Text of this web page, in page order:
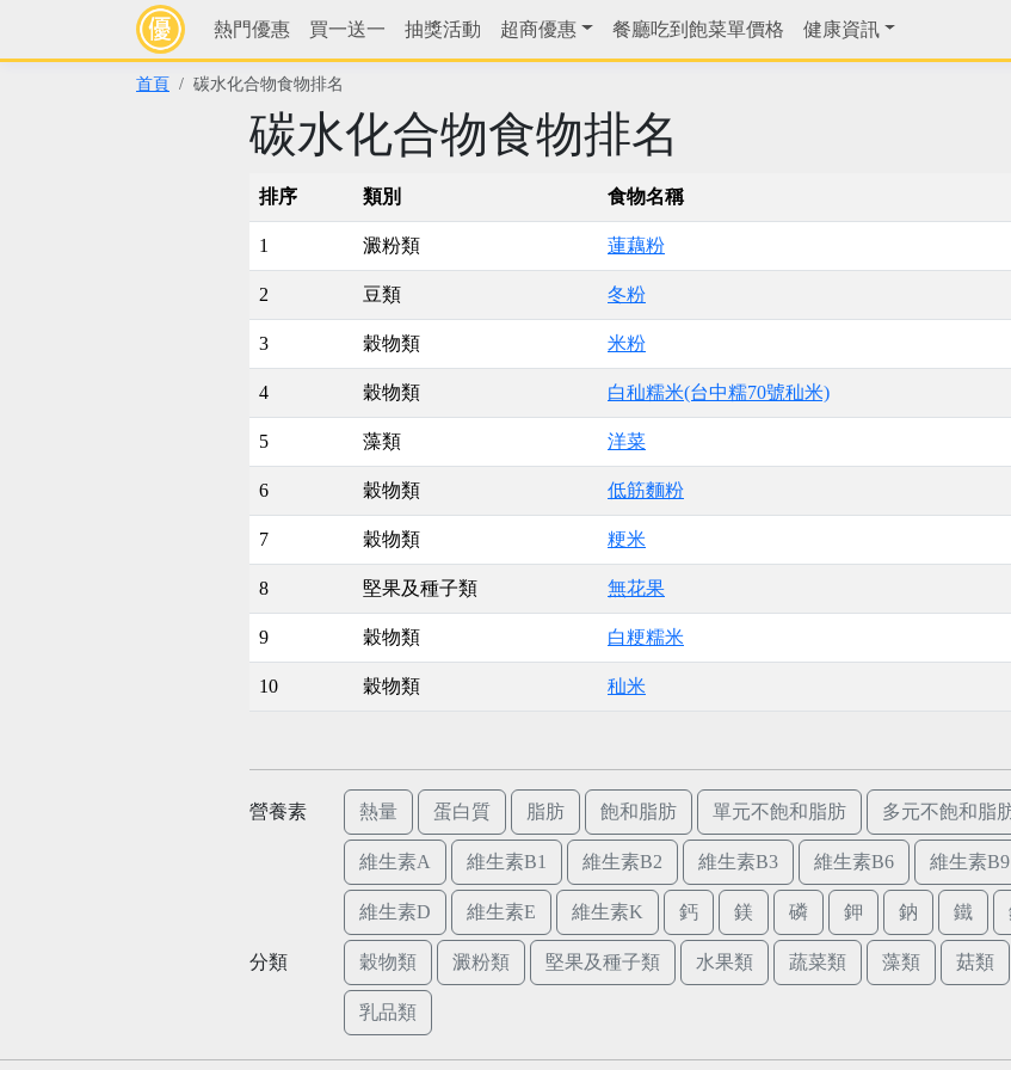
熱門優惠 買一送一 抽獎活動 超商優惠 餐廳吃到飽菜單價格 健康資訊
首頁 碳水化合物食物排名
碳水化合物食物排名
排序 類別 食物名稱
1 澱粉類 蓮藕粉
2 豆類 冬粉
3 穀物類 米粉
4 穀物類 白秈糯米(台中糯70號秈米)
5 藻類 洋菜
6 穀物類 低筋麵粉
7 穀物類 粳米
8 堅果及種子類 無花果
9 穀物類 白粳糯米
10 穀物類 秈米
營養素 熱量 蛋白質 脂肪 飽和脂肪 單元不飽和脂肪 多元不飽和脂
維生素A 維生素B1 維生素B2 維生素B3 維生素B6 維生素B9
維生素D 維生素E 維生素K 鈣 鎂 磷 鉀 鈉 鐵
分類 穀物類 澱粉類 堅果及種子類 水果類 蔬菜類 藻類 菇類
乳品類